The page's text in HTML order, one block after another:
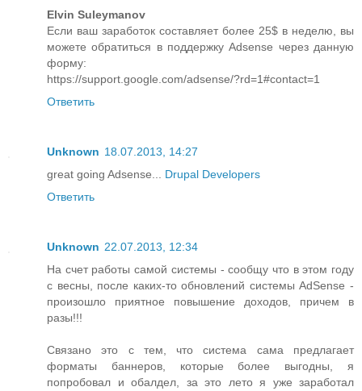
Elvin Suleymanov
Если ваш заработок составляет более 25$ в неделю, вы
можете обратиться в поддержку Adsense через данную
форму:
https://support.google.com/adsense/?rd=1#contact=1
Ответить
Unknown 18.07.2013, 14:27
great going Adsense... Drupal Developers
Ответить
Unknown 22.07.2013, 12:34
На счет работы самой системы - сообщу что в этом году
с весны, после каких-то обновлений системы AdSense -
произошло приятное повышение доходов, причем в
разы!!!
Связано это с тем, что система сама предлагает
форматы баннеров, которые более выгодны, я
попробовал и обалдел, за это лето я уже заработал